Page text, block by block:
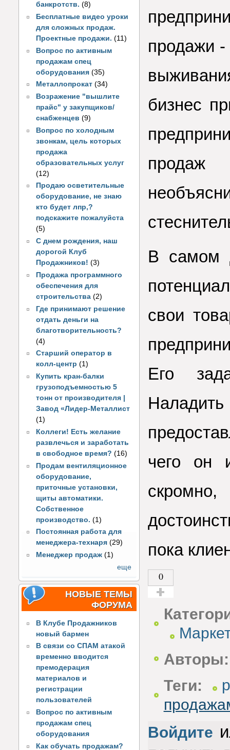
банкротств. (8)
Бесплатные видео уроки
для сложных продаж.
Проектные продажи. (11)
Вопрос по активным
продажам спец
оборудования (35)
Металлопрокат (34)
Возражение "вышлите
прайс" у закупщиков/
снабженцев (9)
Вопрос по холодным
звонкам, цель которых
продажа
образовательных услуг
(12)
Продаю осветительные
оборудование, не знаю
кто будет лпр,?
подскажите пожалуйста
(5)
С днем рождения, наш
дорогой Клуб
Продажников! (3)
Продажа программного
обеспечения для
строительства (2)
Где принимают решение
отдать деньги на
благотворительность?
(4)
Старший оператор в
колл-центр (1)
Купить кран-балки
грузоподъемностью 5
тонн от производителя |
Завод «Лидер-Металлист
(1)
Коллеги! Есть желание
развлечься и заработать
в свободное время? (16)
Продам вентиляционное
оборудование,
приточные установки,
щиты автоматики.
Собственное
производство. (1)
Постоянная работа для
менеджера-технаря (29)
Менеджер продаж (1)
еще
НОВЫЕ ТЕМЫ
ФОРУМА
В Клубе Продажников
новый бармен
В связи со СПАМ атакой
временно вводится
премодерация
материалов и
регистрации
пользователей
Вопрос по активным
продажам спец
оборудования
Как обучать продажам?
продажи -
бизнес
В самом
свои
Его
Наладить
чего он
пока
0
Авторы:
Теги:
Войдите